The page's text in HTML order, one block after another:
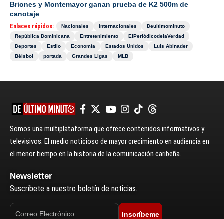
Briones y Montemayor ganan prueba de K2 500m de
canotaje
Enlaces rápidos: Nacionales Internacionales
Deultimominuto
República Dominicana
Entretenimiento
ElPeriódicodelaVerdad
Deportes
Estilo Economía Estados Unidos
Luis Abinader
Béisbol
portada Grandes Ligas MLB
Somos una multiplataforma que ofrece contenidos informativos y
televisivos. El medio noticioso de mayor crecimiento en audiencia en
el menor tiempo en la historia de la comunicación caribeña.
Newsletter
Suscríbete a nuestro boletín de noticias.
Inscríbeme